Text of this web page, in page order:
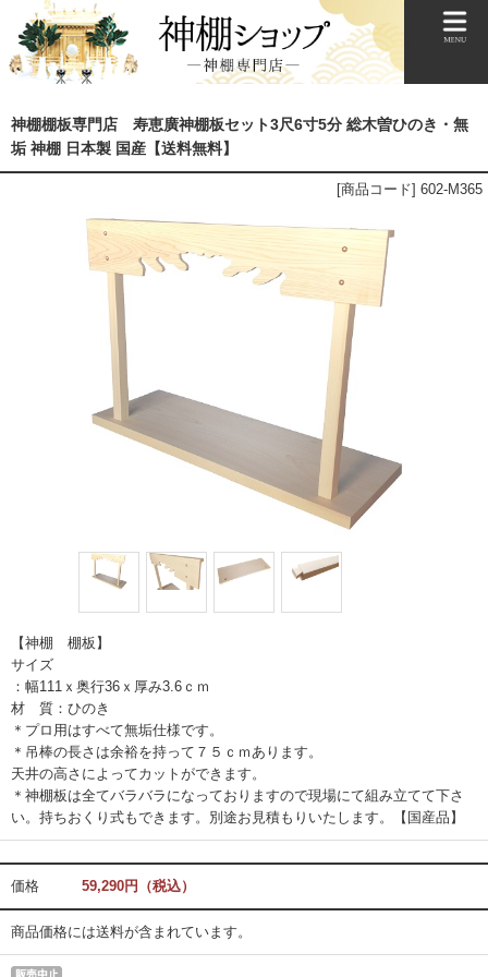
神棚棚板専門店 寿恵廣神棚板セット3尺6寸5分 総木曽ひのき・無
垢 神棚 日本製 国産【送料無料】
[商品コード] 602-M365
【神棚 棚板】
サイズ
：幅111ｘ奥行36ｘ厚み3.6ｃｍ
材 質：ひのき
＊プロ用はすべて無垢仕様です。
＊吊棒の長さは余裕を持って７５ｃｍあります。
天井の高さによってカットができます。
＊神棚板は全てバラバラになっておりますので現場にて組み立てて下さ
い。持ちおくり式もできます。別途お見積もりいたします。【国産品】
価格 59,290円（税込）
商品価格には送料が含まれています。